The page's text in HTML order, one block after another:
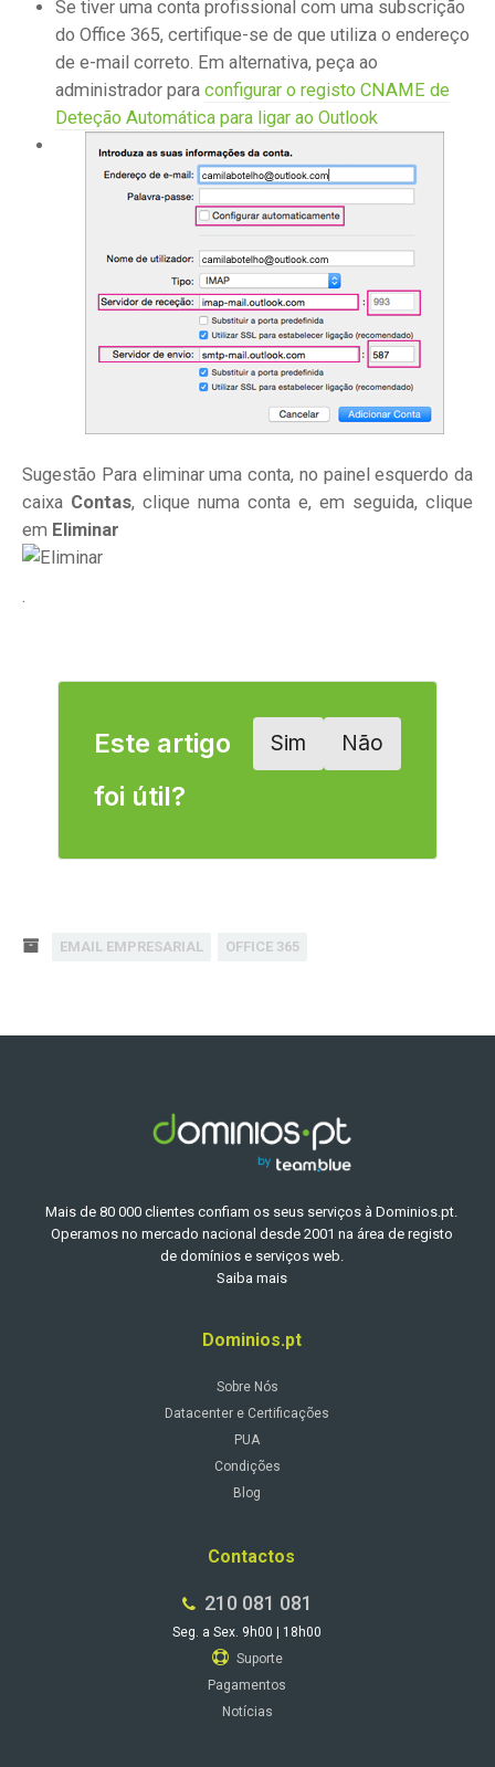
Se tiver uma conta profissional com uma subscrição
do Office 365, certifique-se de que utiliza o endereço
de e-mail correto. Em alternativa, peça ao
administrador para configurar o registo CNAME de
Deteção Automática para ligar ao Outlook
Sugestão Para eliminar uma conta, no painel esquerdo da
caixa Contas, clique numa conta e, em seguida, clique
em Eliminar
.
Este artigo
foi útil?
Sim Não
EMAIL EMPRESARIAL OFFICE 365
Mais de 80 000 clientes confiam os seus serviços à Dominios.pt.
Operamos no mercado nacional desde 2001 na área de registo
de domínios e serviços web.
Saiba mais
Dominios.pt
Sobre Nós
Datacenter e Certificações
PUA
Condições
Blog
Contactos
210 081 081
Seg. a Sex. 9h00 | 18h00
Suporte
Pagamentos
Notícias